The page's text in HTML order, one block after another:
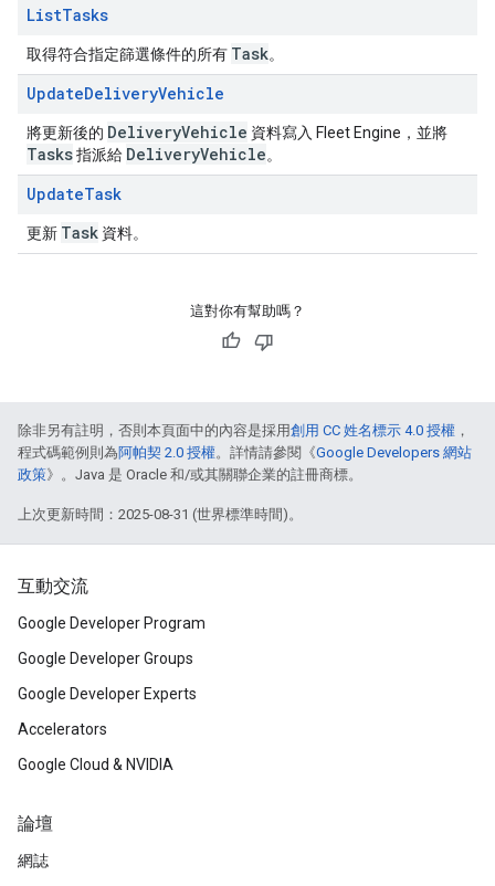
ListTasks
取得符合指定篩選條件的所有 Task。
UpdateDeliveryVehicle
將更新後的 DeliveryVehicle 資料寫入 Fleet Engine，並將
Tasks指派給 DeliveryVehicle。
UpdateTask
更新 Task 資料。
這對你有幫助嗎？
除非另有註明，否則本頁面中的內容是採用創用 CC 姓名標示 4.0 授權 ，
程式碼範例則為阿帕契 2.0 授權。詳情請參閱《Google Developers 網站
政策》。Java 是 Oracle 和/或其關聯企業的註冊商標。
上次更新時間：2025-08-31 (世界標準時間)。
互動交流
Google Developer Program
Google Developer Groups
Google Developer Experts
Accelerators
Google Cloud & NVIDIA
論壇
網誌